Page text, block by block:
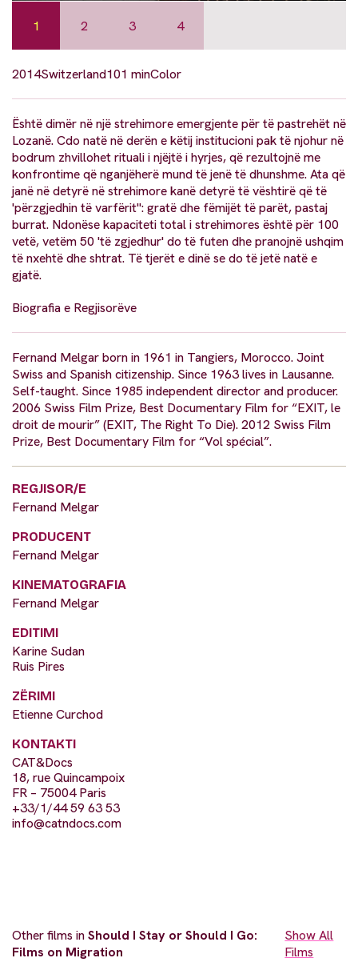
1 2 3 4
2014Switzerland101 minColor
Është dimër në një strehimore emergjente për të pastrehët në
Lozanë. Cdo natë në derën e këtij institucioni pak të njohur në
bodrum zhvillohet rituali i njëjtë i hyrjes, që rezultojnë me
konfrontime që nganjëherë mund të jenë të dhunshme. Ata që
janë në detyrë në strehimore kanë detyrë të vështirë që të
'përzgjedhin të varfërit": gratë dhe fëmijët të parët, pastaj
burrat. Ndonëse kapaciteti total i strehimores është për 100
vetë, vetëm 50 'të zgjedhur' do të futen dhe pranojnë ushqim
të nxehtë dhe shtrat. Të tjerët e dinë se do të jetë natë e
gjatë.
Biografia e Regjisorëve
Fernand Melgar born in 1961 in Tangiers, Morocco. Joint
Swiss and Spanish citizenship. Since 1963 lives in Lausanne.
Self-taught. Since 1985 independent director and producer.
2006 Swiss Film Prize, Best Documentary Film for “EXIT, le
droit de mourir” (EXIT, The Right To Die). 2012 Swiss Film
Prize, Best Documentary Film for “Vol spécial”.
REGJISOR/E
Fernand Melgar
PRODUCENT
Fernand Melgar
KINEMATOGRAFIA
Fernand Melgar
EDITIMI
Karine Sudan
Ruis Pires
ZËRIMI
Etienne Curchod
KONTAKTI
CAT&Docs
18, rue Quincampoix
FR – 75004 Paris
+33/1/44 59 63 53
info@catndocs.com
Other films inShould I Stay or Should I Go:
Films on Migration
Show All
Films